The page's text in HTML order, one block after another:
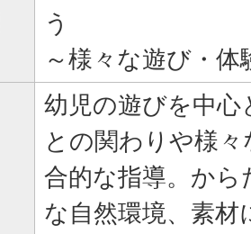
う
～様々な遊び・
幼児の遊びを中
との関わりや様
合的な指導。か
な自然環境、素